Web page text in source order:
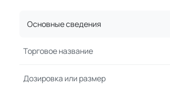
Основные сведения
Торговое название
Дозировка или размер